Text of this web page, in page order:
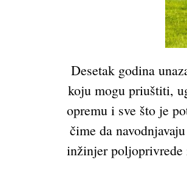
Desetak godina
koju mogu priuštiti,
opremu i sve što je
čime da
inžinjer poljoprivrede